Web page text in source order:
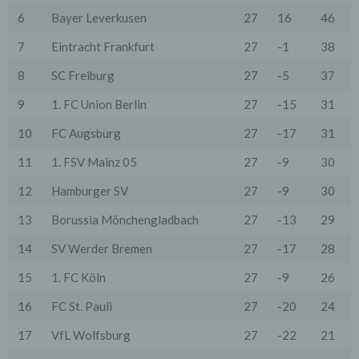
6
Bayer Leverkusen 27 16
46
7
Eintracht Frankfurt 27 -1
38
8
SC Freiburg 27 -5
37
9
1. FC Union Berlin 27 -15
31
10
FC Augsburg 27 -17
31
11
1. FSV Mainz 05 27 -9
30
12
Hamburger SV 27 -9
30
13
Borussia Mönchengladbach 27 -13
29
14
SV Werder Bremen 27 -17
28
15
1. FC Köln 27 -9
26
16
FC St. Pauli 27 -20
24
17
VfL Wolfsburg 27 -22
21
Serverlogfiles). Zu den Zugriffsdaten gehören Name
des Abrufs, übertragene Datenmenge, Meldung über
Betriebssystem des Nutzers, Referrer URL (die zuvor
Provider.
Wir verwenden die Protokolldaten ohne Zuordnung zur
Person des Nutzers oder sonstiger Profilerstellung
entsprechend den gesetzlichen Bestimmungen nur für
der Sicherheit und der Optimierung unseres
Onlineangebotes. Wir behalten uns jedoch vor, die
Protokolldaten nachträglich zu überprüfen, wenn
aufgrund konkreter Anhaltspunkte der berechtigte
Cookies sind Informationen, die von unserem
Browser der Nutzer übertragen und dort für einen
von Cookies im Rahmen pseudonymer